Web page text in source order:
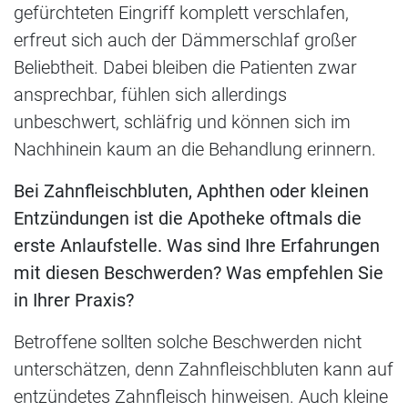
gefürchteten Eingriff komplett verschlafen,
erfreut sich auch der Dämmerschlaf großer
Beliebtheit. Dabei bleiben die Patienten zwar
ansprechbar, fühlen sich allerdings
unbeschwert, schläfrig und können sich im
Nachhinein kaum an die Behandlung erinnern.
Bei Zahnfleischbluten, Aphthen oder kleinen
Entzündungen ist die Apotheke oftmals die
erste Anlaufstelle. Was sind Ihre Erfahrungen
mit diesen Beschwerden? Was empfehlen Sie
in Ihrer Praxis?
Betroffene sollten solche Beschwerden nicht
unterschätzen, denn Zahnfleischbluten kann auf
entzündetes Zahnfleisch hinweisen. Auch kleine